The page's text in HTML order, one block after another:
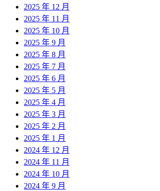
2025 年 12 月
2025 年 11 月
2025 年 10 月
2025 年 9 月
2025 年 8 月
2025 年 7 月
2025 年 6 月
2025 年 5 月
2025 年 4 月
2025 年 3 月
2025 年 2 月
2025 年 1 月
2024 年 12 月
2024 年 11 月
2024 年 10 月
2024 年 9 月